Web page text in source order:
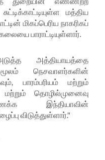
மத்திய
மிகப்பெரிய நாகரிகப்
பாராட்டியுள்ளார்.
அத்தியாயத்தை
நெசவாளர்களின்
, பாரம்பரியம் மற்றும்
மற்றும் தொழில்முனைவு
இந்தியாவின்
விடுத்துள்ளார்."